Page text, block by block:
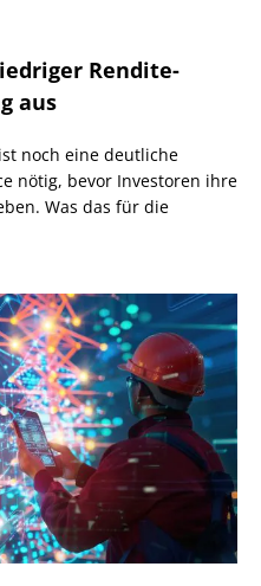
Rendite-
aus
noch eine deutliche
nötig, bevor Investoren ihre
Was das für die